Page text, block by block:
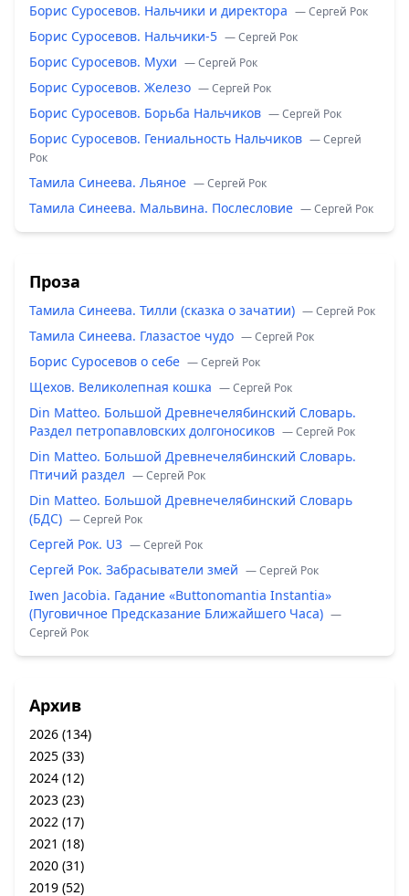
Борис Суросевов. Нальчики и директора — Сергей Рок
Борис Суросевов. Нальчики-5 — Сергей Рок
Борис Суросевов. Мухи — Сергей Рок
Борис Суросевов. Железо — Сергей Рок
Борис Суросевов. Борьба Нальчиков — Сергей Рок
Борис Суросевов. Гениальность Нальчиков — Сергей
Рок
Тамила Синеева. Льяное — Сергей Рок
Тамила Синеева. Мальвина. Послесловие — Сергей Рок
Проза
Тамила Синеева. Тилли (сказка о зачатии) — Сергей Рок
Тамила Синеева. Глазастое чудо — Сергей Рок
Борис Суросевов о себе — Сергей Рок
Щехов. Великолепная кошка — Сергей Рок
Din Matteo. Большой Древнечелябинский Словарь.
Раздел петропавловских долгоносиков — Сергей Рок
Din Matteo. Большой Древнечелябинский Словарь.
Птичий раздел — Сергей Рок
Din Matteo. Большой Древнечелябинский Словарь
(БДС) — Сергей Рок
Сергей Рок. U3 — Сергей Рок
Сергей Рок. Забрасыватели змей — Сергей Рок
Iwen Jacobia. Гадание «Buttonomantia Instantia»
(Пуговичное Предсказание Ближайшего Часа) —
Сергей Рок
Архив
2026 (134)
2025 (33)
2024 (12)
2023 (23)
2022 (17)
2021 (18)
2020 (31)
2019 (52)